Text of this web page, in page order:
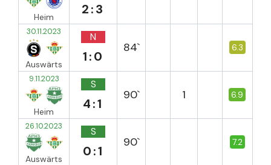
Heim 2:3
30.11.2023
Auswärts
N
1:0
84` 6.3
9.11.2023
Heim
S
4:1
90` 1 6.9
26.10.2023
Auswärts
S
0:1
90` 7.2